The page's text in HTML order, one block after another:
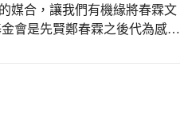
大家分享，孩子們觀摩著別人
. 每次的攝影課，快樂且讓人
媒合，讓我們有機緣將春霖文
會是先賢鄭春霖之後代為感念
讀等相關英文競賽，比賽報名
果，對於提升海線地區學子的